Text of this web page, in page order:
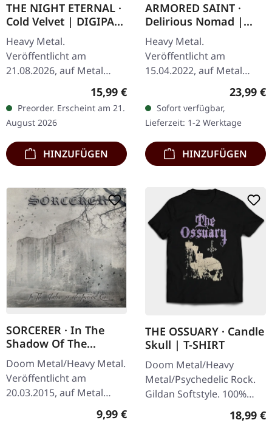
THE NIGHT ETERNAL ·
Cold Velvet | DIGIPAK
CD
Heavy Metal.
Veröffentlicht am
21.08.2026, auf Metal
Blade Records. CD im
Digipak mit Standard-
Cover inklusive 8-seitigem
Booklet. The Night
Eternal…
Regulärer Preis:
15,99 €
Preorder. Erscheint am 21.
August 2026
HINZUFÜGEN
ARMORED SAINT ·
Delirious Nomad |
GREY MARBLED LP
Heavy Metal.
Veröffentlicht am
15.04.2022, auf Metal
marmoriertes Vinyl mit
Insert, limitiert auf 300
Exemplare. Armored…
23,99 €
Sofort verfügbar,
Lieferzeit: 1-2 Werktage
HINZUFÜGEN
SORCERER · In The
Shadow Of The
Inverted Cross | CD
Doom Metal/Heavy Metal.
Veröffentlicht am
20.03.2015, auf Metal
Blade Records. CD imRegulärer Preis:
9,99 €
THE OSSUARY · Candle
Skull | T-SHIRT
Doom Metal/Heavy
Metal/Psychedelic Rock.
Gildan Softstyle. 100%
Baumwolle. Druck auf18,99 €